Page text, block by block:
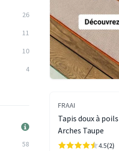
26
11
10
4
58
FRAAI
Tapis doux à
Arches Taupe
4.5(2)